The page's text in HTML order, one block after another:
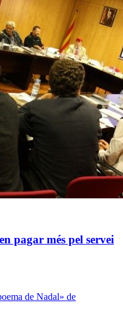
pagar més pel servei